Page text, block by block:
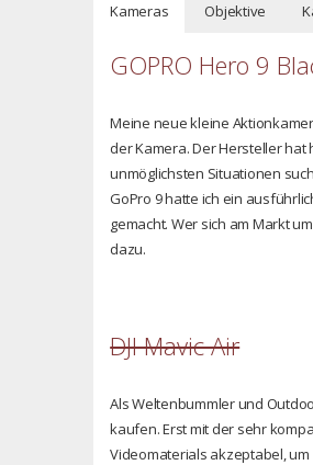
Kameras Objektive
GOPRO Hero 9
Meine neue kleine
der Kamera. Der Hersteller
unmöglichsten Situationen
GoPro 9 hatte ich ein
gemacht. Wer sich am Markt
dazu.
DJI Mavic Air
Als Weltenbummler und
kaufen. Erst mit der sehr
Videomaterials akzeptabel,